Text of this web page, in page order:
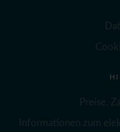
Preise,
Informationen zum